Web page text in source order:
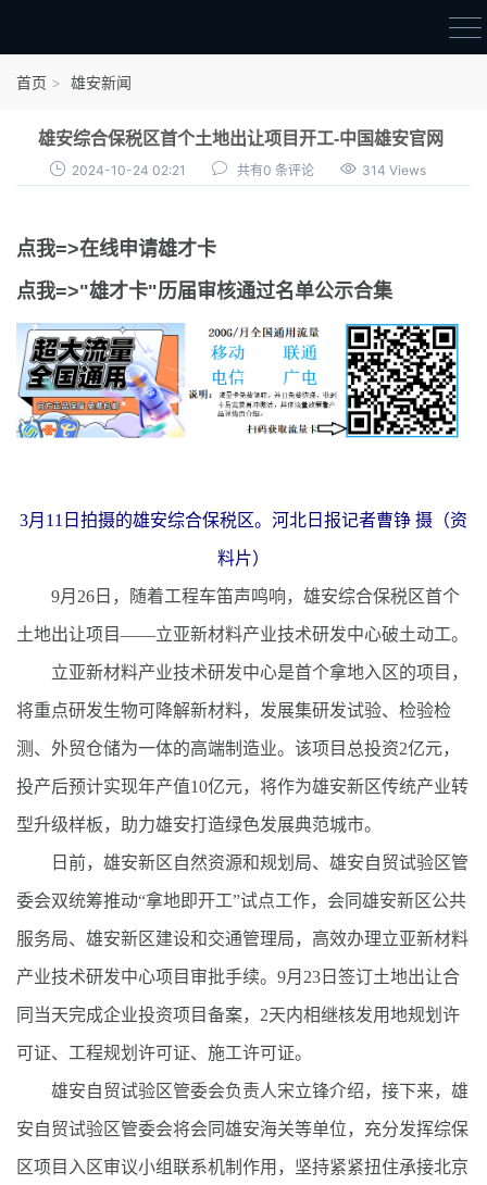
点我申领雄才卡
雄才卡资讯
雄安新闻
首页 雄安新闻
雄安综合保税区首个土地出让项目开工-中国雄安官网
2024-10-24 02:21 共有0 条评论 314 Views
点我=>在线申请雄才卡
点我=>"雄才卡"历届审核通过名单公示合集
3月11日拍摄的雄安综合保税区。河北日报记者曹铮 摄（资
料片）
9月26日，随着工程车笛声鸣响，雄安综合保税区首个
土地出让项目——立亚新材料产业技术研发中心破土动工。
立亚新材料产业技术研发中心是首个拿地入区的项目，
将重点研发生物可降解新材料，发展集研发试验、检验检
测、外贸仓储为一体的高端制造业。该项目总投资2亿元，
投产后预计实现年产值10亿元，将作为雄安新区传统产业转
型升级样板，助力雄安打造绿色发展典范城市。
日前，雄安新区自然资源和规划局、雄安自贸试验区管
委会双统筹推动“拿地即开工”试点工作，会同雄安新区公共
服务局、雄安新区建设和交通管理局，高效办理立亚新材料
产业技术研发中心项目审批手续。9月23日签订土地出让合
同当天完成企业投资项目备案，2天内相继核发用地规划许
可证、工程规划许可证、施工许可证。
雄安自贸试验区管委会负责人宋立锋介绍，接下来，雄
安自贸试验区管委会将会同雄安海关等单位，充分发挥综保
区项目入区审议小组联系机制作用，坚持紧紧扭住承接北京